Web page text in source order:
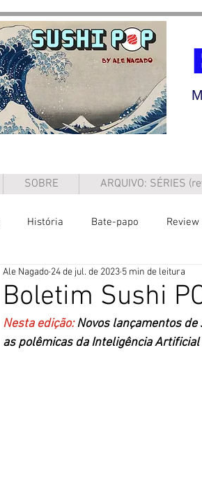
SOBRE ARQUIVO: SÉRIES
História Bate-papo Review
Boletim Sushi
Ale Nagado 24 de jul. de 2023 5 min de leitura
Nesta edição: Novos lançamentos
as polêmicas da Inteligência